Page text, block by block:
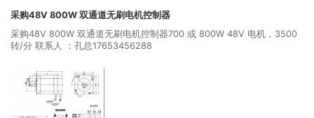
采购48V 800W 双通道无刷电机控制器
采购48V 800W 双通道无刷电机控制器700 或 800W 48V 电机，3500
转/分 联系人 ：孔总17653456288